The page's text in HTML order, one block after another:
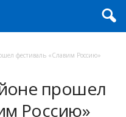
фестиваль «Славим Россию»
прошел
Россию»